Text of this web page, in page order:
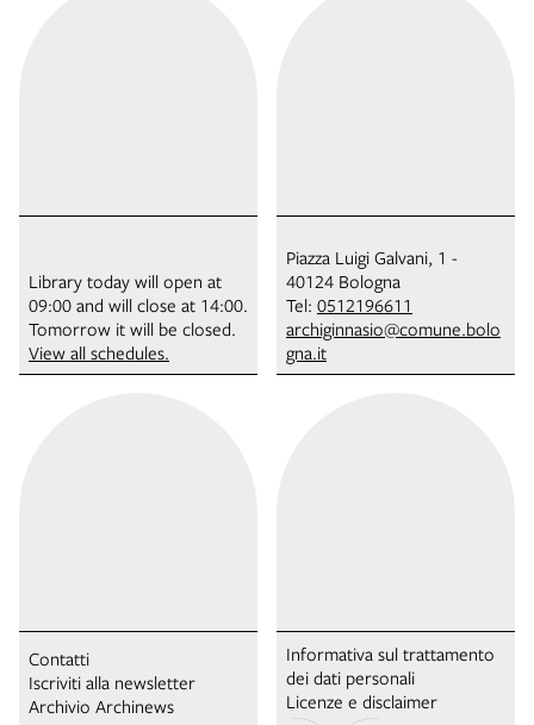
Library today will open at
09:00 and will close at 14:00.
Tomorrow it will be closed.
View all schedules.
Piazza Luigi Galvani, 1 -
40124 Bologna
Tel: 0512196611
archiginnasio@comune.bolo
gna.it
Contatti
Iscriviti alla newsletter
Archivio Archinews
Informativa sul trattamento
dei dati personali
Licenze e disclaimer